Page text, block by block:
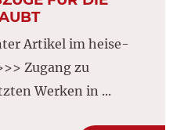
Artikel im heise-
Zugang zu
Werken in ...